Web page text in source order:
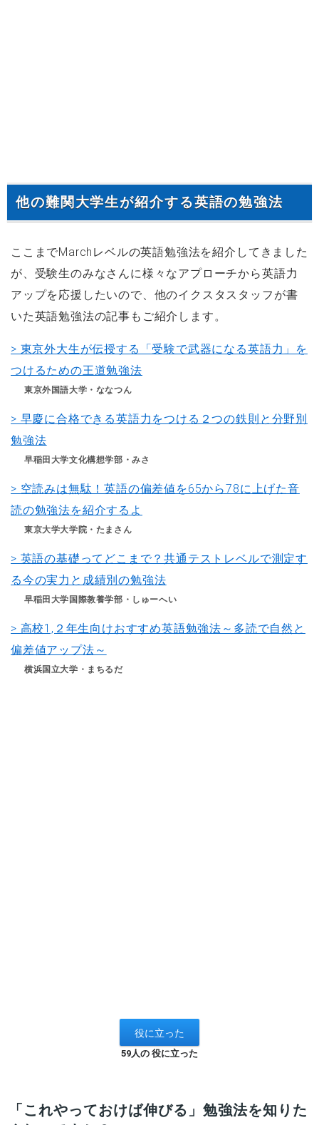
他の難関大学生が紹介する英語の勉強法
ここまでMarchレベルの英語勉強法を紹介してきました
が、受験生のみなさんに様々なアプローチから英語力
アップを応援したいので、他のイクスタスタッフが書
いた英語勉強法の記事もご紹介します。
> 東京外大生が伝授する「受験で武器になる英語力」を
つけるための王道勉強法
東京外国語大学・ななつん
> 早慶に合格できる英語力をつける２つの鉄則と分野別
勉強法
早稲田大学文化構想学部・みさ
> 空読みは無駄！英語の偏差値を65から78に上げた音
読の勉強法を紹介するよ
東京大学大学院・たまさん
> 英語の基礎ってどこまで？共通テストレベルで測定す
る今の実力と成績別の勉強法
早稲田大学国際教養学部・しゅーへい
> 高校1,２年生向けおすすめ英語勉強法～多読で自然と
偏差値アップ法～
横浜国立大学・まちるだ
59人の 役に立った
「これやっておけば伸びる」勉強法を知りた